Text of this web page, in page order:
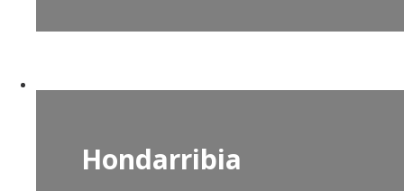
Hondarribia